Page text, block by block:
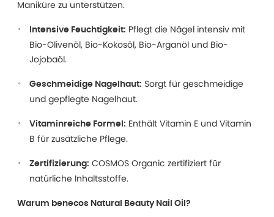
Maniküre zu unterstützen.
Intensive Feuchtigkeit: Pflegt die Nägel intensiv mit
Bio-Olivenöl, Bio-Kokosöl, Bio-Arganöl und Bio-
Jojobaöl.
Geschmeidige Nagelhaut: Sorgt für geschmeidige
und gepflegte Nagelhaut.
Vitaminreiche Formel: Enthält Vitamin E und Vitamin
B für zusätzliche Pflege.
Zertifizierung: COSMOS Organic zertifiziert für
natürliche Inhaltsstoffe.
Warum benecos Natural Beauty Nail Oil?